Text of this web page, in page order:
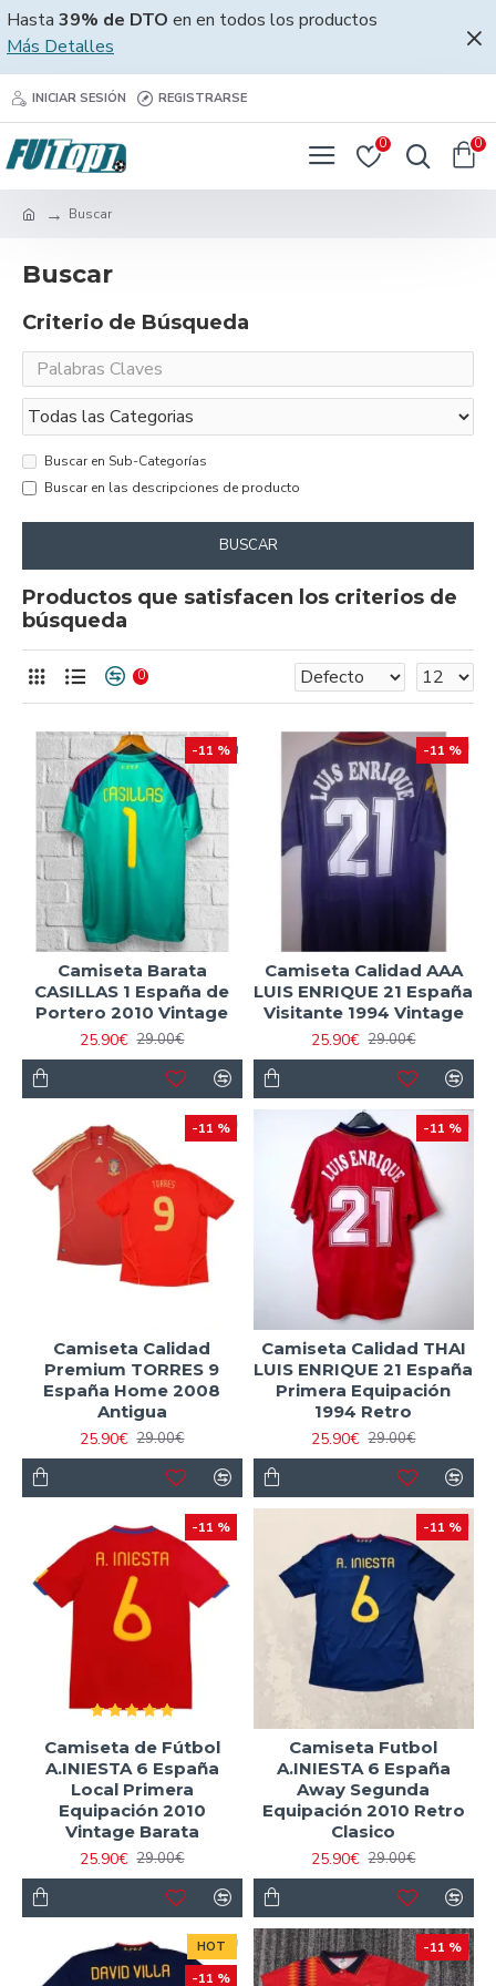
Hasta 39% de DTO en en todos los productos
Más Detalles
INICIAR SESIÓN REGISTRARSE
0 0
Buscar
Buscar
Criterio de Búsqueda
Buscar en Sub-Categorías
Buscar en las descripciones de producto
BUSCAR
Productos que satisfacen los criterios de
búsqueda
0
-11 %
Camiseta Barata
CASILLAS 1 España de
Portero 2010 Vintage
25.90€ 29.00€
-11 %
Camiseta Calidad AAA
LUIS ENRIQUE 21 España
Visitante 1994 Vintage
25.90€ 29.00€
-11 %
Camiseta Calidad
Premium TORRES 9
España Home 2008
Antigua
25.90€ 29.00€
-11 %
Camiseta Calidad THAI
LUIS ENRIQUE 21 España
Primera Equipación
1994 Retro
25.90€ 29.00€
-11 %
Camiseta de Fútbol
A.INIESTA 6 España
Local Primera
Equipación 2010
Vintage Barata
25.90€ 29.00€
-11 %
Camiseta Futbol
A.INIESTA 6 España
Away Segunda
Equipación 2010 Retro
Clasico
25.90€ 29.00€
HOT
-11 %
-11 %